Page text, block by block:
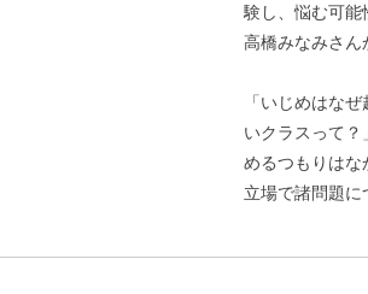
験し、悩む可能
高橋みなみさん
「いじめはな
いクラスって
めるつもりは
立場で諸問題に